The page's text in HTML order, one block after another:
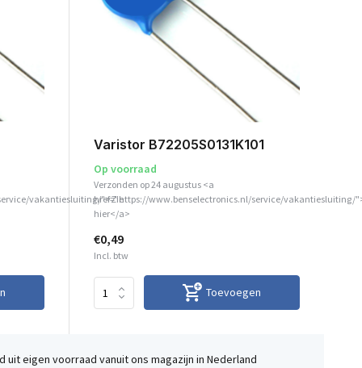
vakantiesluiting/">Zie
Varistor B72205S0131K101
Op voorraad
Verzonden op 24 augustus <a
href="https://www.benselectronics.nl/service/vakantiesluiting/
hier</a>
€0,49
Incl. btw
Toevoegen
uit eigen voorraad vanuit ons magazijn in Nederland